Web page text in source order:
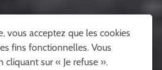
vous acceptez que les cookies
fins fonctionnelles. Vous
cliquant sur « Je refuse ».